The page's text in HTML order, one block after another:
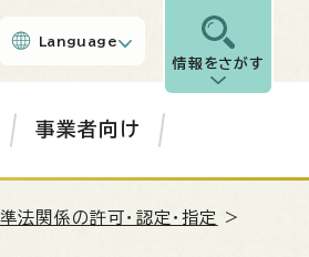
Language
情報をさがす
事業者向け
法関係の許可・認定・指定
>